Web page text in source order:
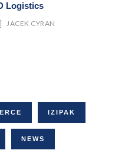
Logistics
JACEK CYRAN
IZIPAK
NEWS